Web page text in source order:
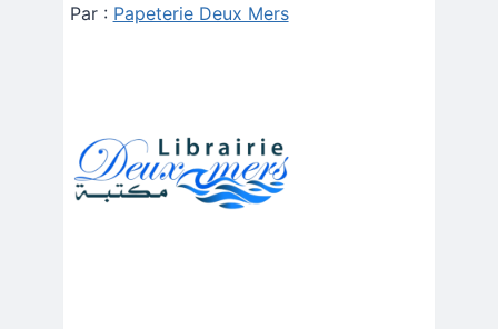
Par : Papeterie Deux Mers